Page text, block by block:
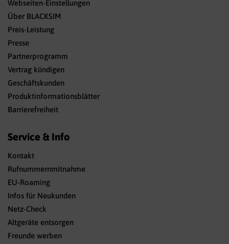
Webseiten-Einstellungen
Über BLACKSIM
Preis-Leistung
Presse
Partnerprogramm
Vertrag kündigen
Geschäftskunden
Produktinformationsblätter
Barrierefreiheit
Service & Info
Kontakt
Rufnummernmitnahme
EU-Roaming
Infos für Neukunden
Netz-Check
Altgeräte entsorgen
Freunde werben